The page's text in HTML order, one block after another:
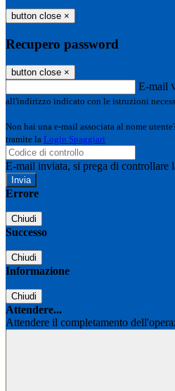
button close ×
Recupero password
button close ×
E-mail
all'indirizzo indicato con le istruzioni
Non hai una e-mail associata al nome
tramite la Login Spaggiari
E-mail inviata, si prega di controllare
Errore
Chiudi
Successo
Chiudi
Informazione
Chiudi
Attendere...
Attendere il completamento